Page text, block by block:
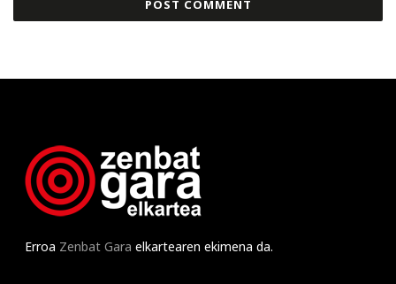
Erroa Zenbat Gara elkartearen ekimena da.